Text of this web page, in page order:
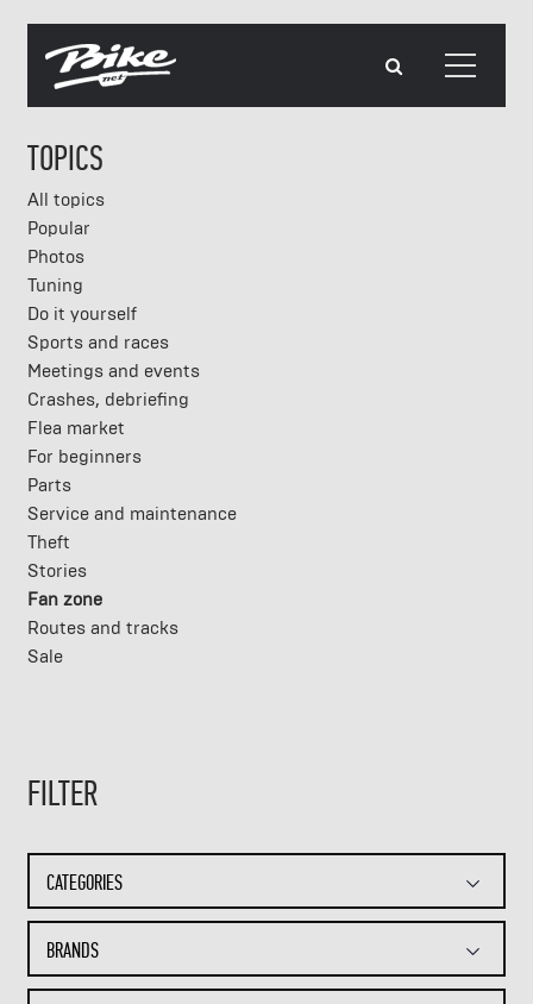
TOPICS
All topics
Popular
Photos
Tuning
Do it yourself
Sports and races
Meetings and events
Crashes, debriefing
Flea market
For beginners
Parts
Service and maintenance
Theft
Stories
Fan zone
Routes and tracks
Sale
FILTER
CATEGORIES
BRANDS